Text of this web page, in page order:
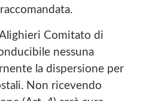
Comitato di
nessuna
la dispersione per
Non ricevendo